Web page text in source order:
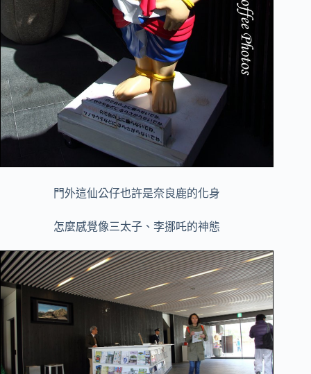
門外這仙公仔也許是奈良鹿的化身
怎麼感覺像三太子、李挪吒的神態